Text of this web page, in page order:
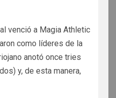
venció a Magia Athletic
como líderes de la
anotó once tries
y, de esta manera,